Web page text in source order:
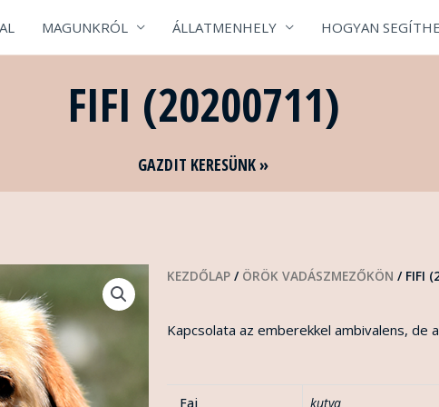
MAGUNKRÓL ÁLLATMENHELY HOGYAN
FIFI (20200711)
GAZDIT KERESÜNK »
KEZDŐLAP / ÖRÖK VADÁSZMEZŐKÖN / FIFI
Kapcsolata az emberekkel ambivalens, de
Faj kutya